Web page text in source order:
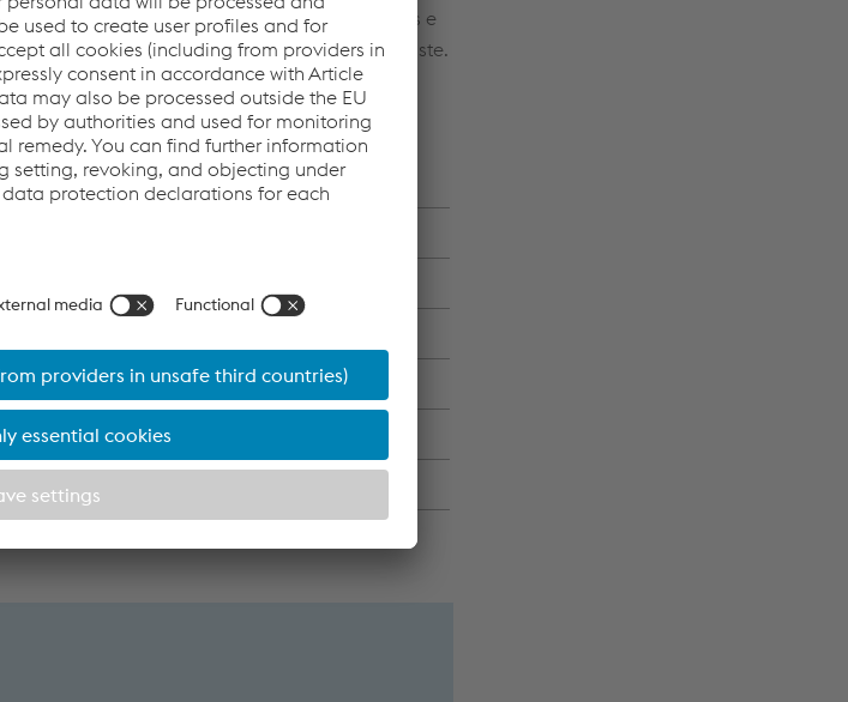
marcantes são seus dois amortecedores e
diferentes de ambas as direções de ajuste.
centralizada
de peças
- 9 níveis
ou mecânicos (opcional)